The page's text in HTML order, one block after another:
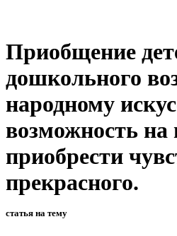
Приобщение
дошкольного
народному
возможность
приобрести
прекрасного.
статья на тему